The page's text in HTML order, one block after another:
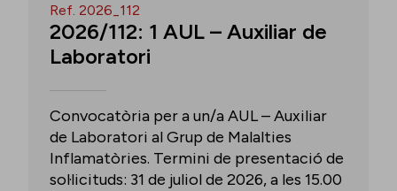
Ref. 2026_112
2026/112: 1 AUL – Auxiliar de
Laboratori
Convocatòria per a un/a AUL – Auxiliar
de Laboratori al Grup de Malalties
Inflamatòries. Termini de presentació de
sol·licituds: 31 de juliol de 2026, a les 15.00